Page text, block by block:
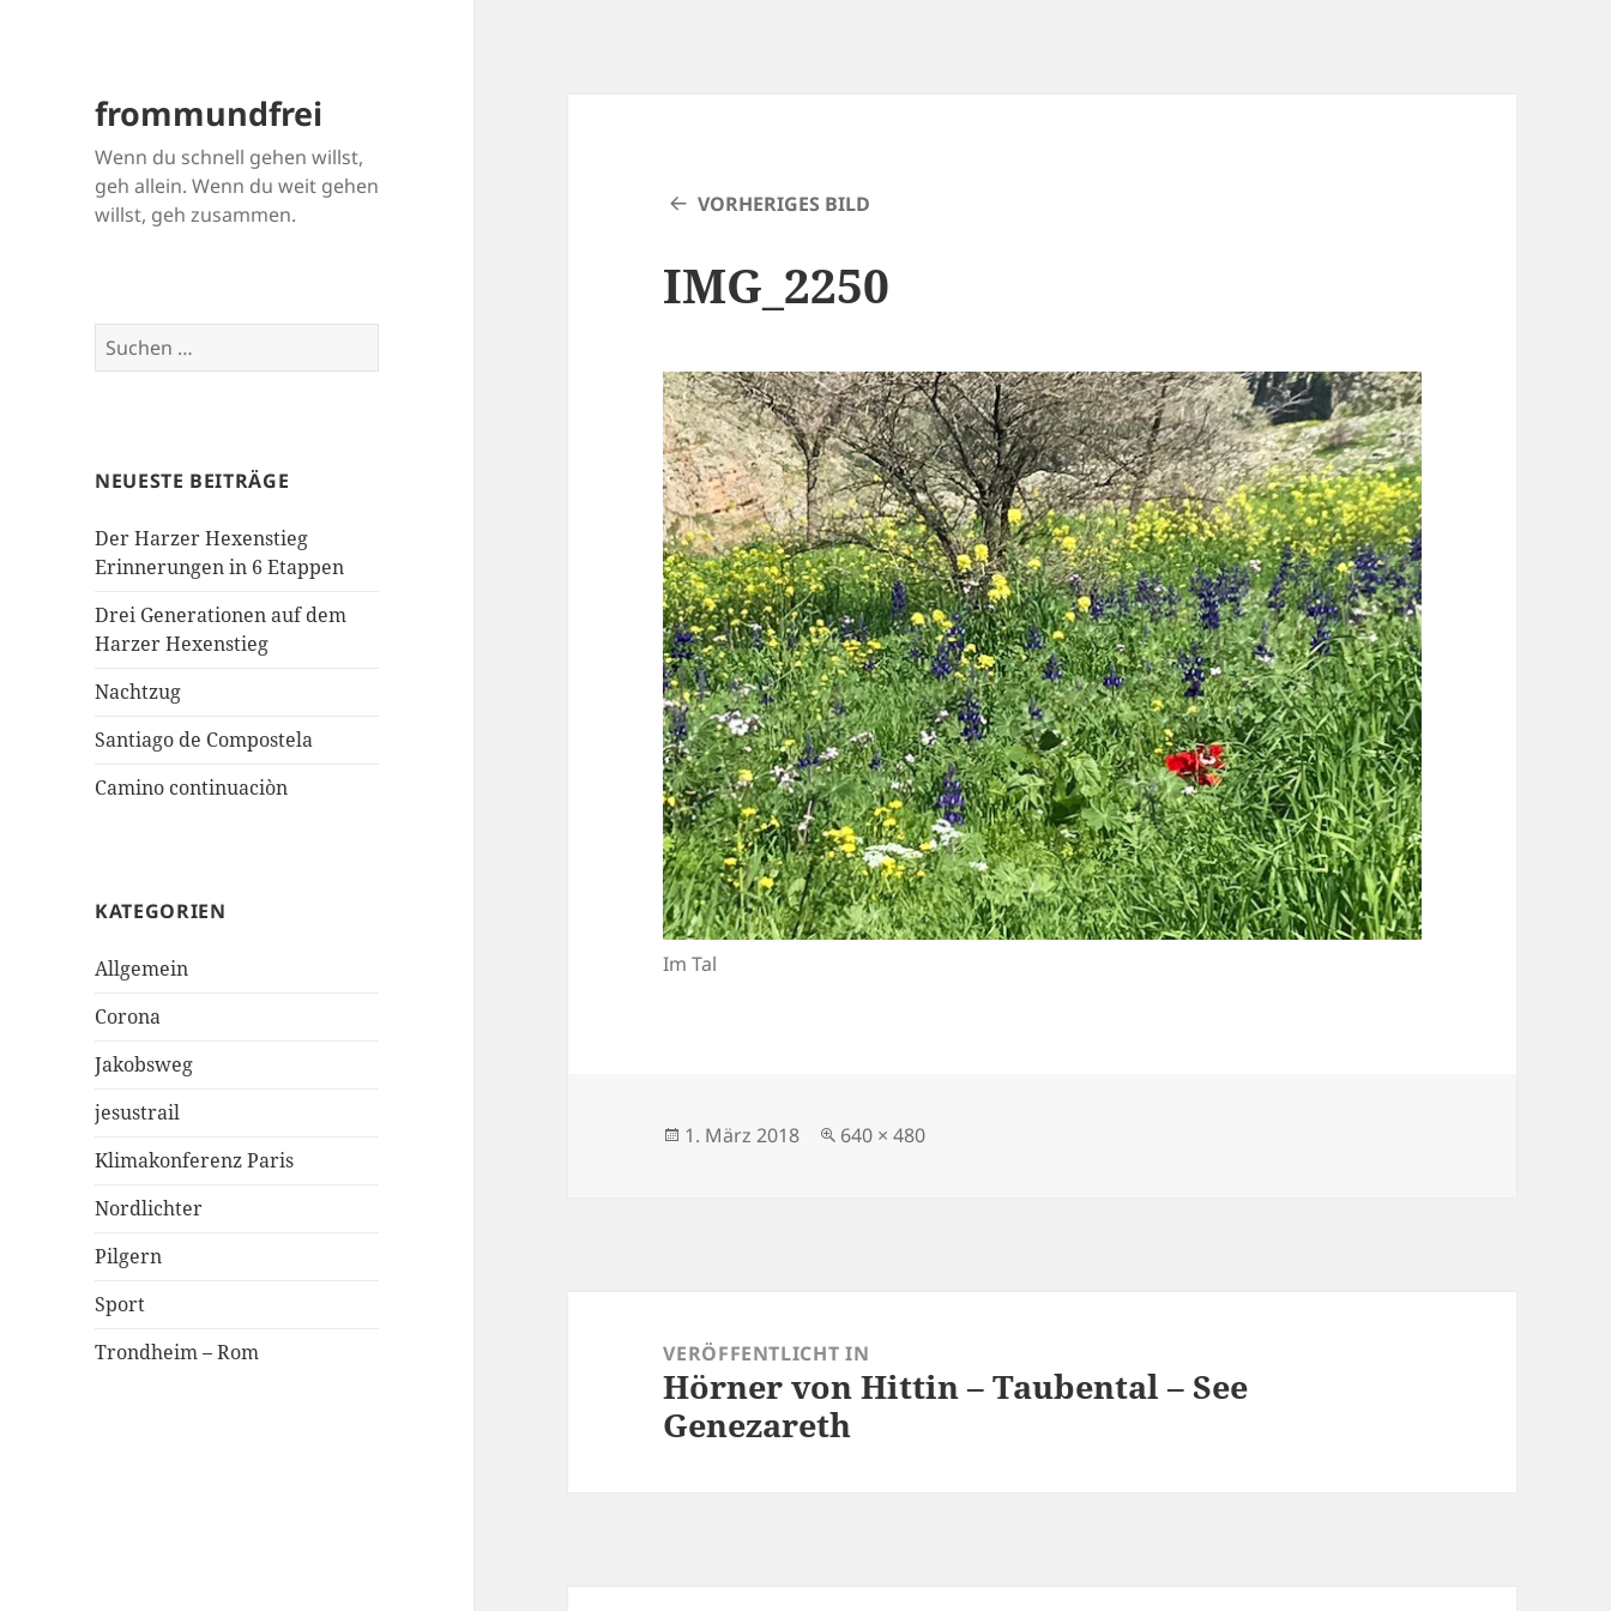
frommundfrei
Wenn du schnell gehen willst,
geh allein. Wenn du weit gehen
willst, geh zusammen.
Suchen
nach:
NEUESTE BEITRÄGE
Der Harzer Hexenstieg
Erinnerungen in 6 Etappen
Drei Generationen auf dem
Harzer Hexenstieg
Nachtzug
Santiago de Compostela
Camino continuaciòn
KATEGORIEN
Allgemein
Corona
Jakobsweg
jesustrail
Klimakonferenz Paris
Nordlichter
Pilgern
Sport
Trondheim – Rom
VORHERIGES BILD
IMG_2250
Im Tal
Veröffentlicht
1. März 2018 Originalgröße
640 × 480
VERÖFFENTLICHT IN
Hörner von Hittin – Taubental – See
Genezareth